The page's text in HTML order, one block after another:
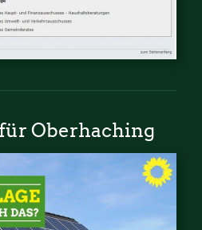
Oberhaching